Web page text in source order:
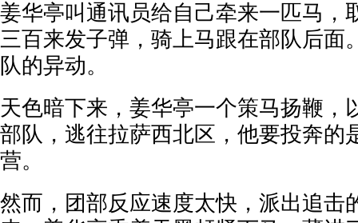
姜华亭叫通讯员给自己牵来一匹马，
三百来发子弹，骑上马跟在部队后面
队的异动。
天色暗下来，姜华亭一个策马扬鞭，
部队，逃往拉萨西北区，他要投奔的
营。
然而，团部反应速度太快，派出追击